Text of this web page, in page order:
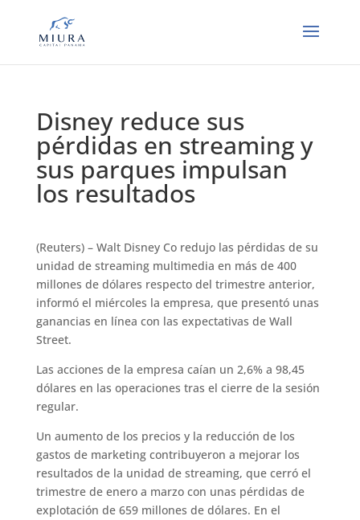
Disney reduce sus
pérdidas en streaming y
sus parques impulsan
los resultados
(Reuters) – Walt Disney Co redujo las pérdidas de su
unidad de streaming multimedia en más de 400
millones de dólares respecto del trimestre anterior,
informó el miércoles la empresa, que presentó unas
ganancias en línea con las expectativas de Wall
Street.
Las acciones de la empresa caían un 2,6% a 98,45
dólares en las operaciones tras el cierre de la sesión
regular.
Un aumento de los precios y la reducción de los
gastos de marketing contribuyeron a mejorar los
resultados de la unidad de streaming, que cerró el
trimestre de enero a marzo con unas pérdidas de
explotación de 659 millones de dólares. En el